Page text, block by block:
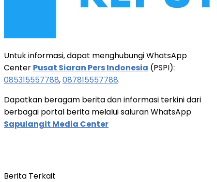
Untuk informasi, dapat menghubungi WhatsApp
Center Pusat Siaran Pers Indonesia (PSPI):
085315557788,087815557788.
Dapatkan beragam berita dan informasi terkini dari
berbagai portal berita melalui saluran WhatsApp
Sapulangit Media Center
Berita Terkait